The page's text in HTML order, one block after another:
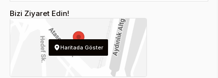
Bizi Ziyaret Edin!
Haritada Göster